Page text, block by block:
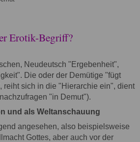
Erotik-Begriff?
Neudeutsch "Ergebenheit",
Die oder der Demütige "fügt
reiht sich in die "Hierarchie ein", dient
"in Demut").
und als Weltanschauung
angesehen, also beispielsweise
Gottes, aber auch vor der